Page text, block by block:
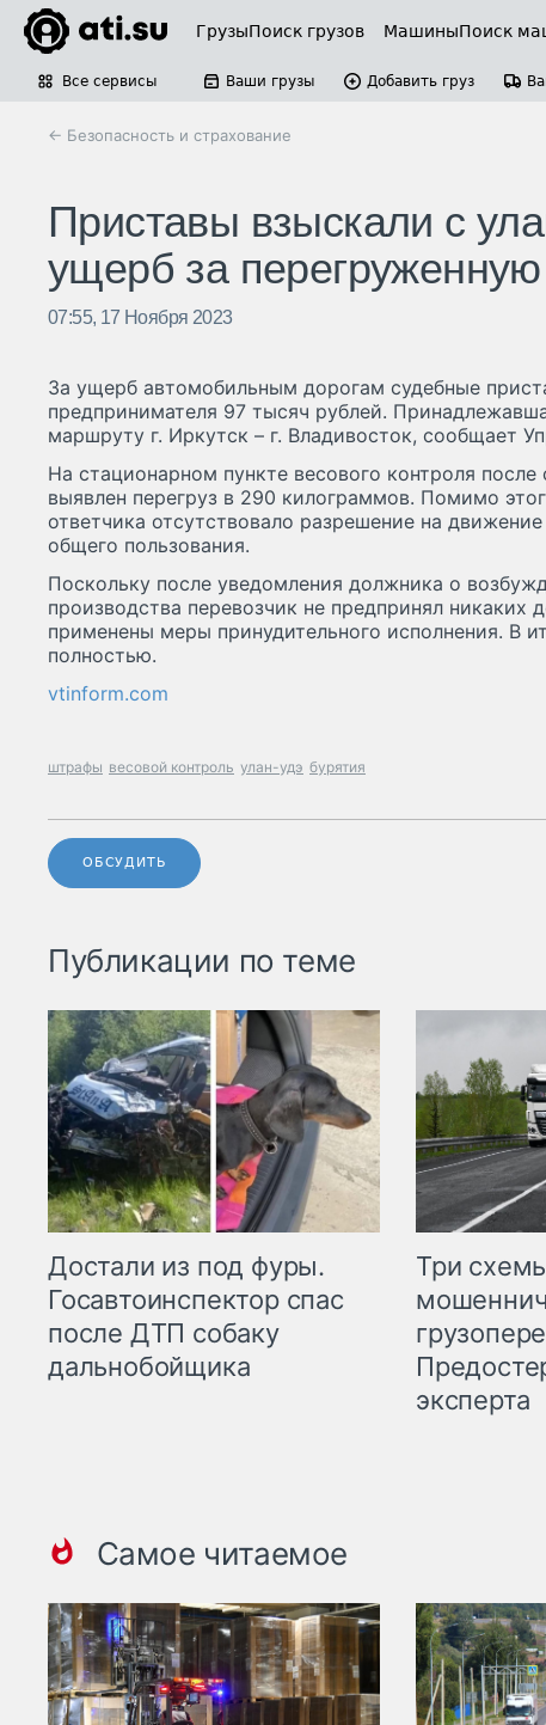
ГрузыПоиск грузов МашиныПоиск
Все сервисы Ваши грузы Добавить груз
← Безопасность и страхование
Приставы взыскали с
ущерб за
07:55, 17 Ноября 2023
За ущерб автомобильным дорогам судебные
предпринимателя 97 тысяч рублей.
маршруту г. Иркутск – г. Владивосток, сообщает
На стационарном пункте весового контроля
выявлен перегруз в 290 килограммов. Помимо
ответчика отсутствовало разрешение на
общего пользования.
Поскольку после уведомления должника о
производства перевозчик не предпринял никаких
применены меры принудительного исполнения. В
полностью.
vtinform.com
штрафы весовой контроль улан-удэ бурятия
ОБСУДИТЬ
Публикации по теме
Достали из под фуры.
Госавтоинспектор спас
после ДТП собаку
дальнобойщика
Три
эксперта
Самое читаемое